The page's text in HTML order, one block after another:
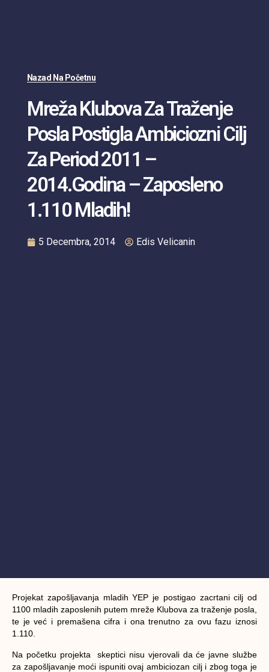
Nazad Na Početnu
Mreža Klubova Za Traženje
Posla Postigla Ambiciozni Cilj
Za Period 2011 –
2014.godina – Zaposleno
1.110 Mladih!
5 Decembra, 2014 Edis Velicanin
Projekat zapošljavanja mladih YEP je postigao zacrtani cilj od
1100 mladih zaposlenih putem mreže Klubova za traženje posla,
te je već i premašena cifra i ona trenutno za ovu fazu iznosi
1.110.
Na početku projekta skeptici nisu vjerovali da će javne službe
za zapošljavanje moći ispuniti ovaj ambiciozan cilj i zbog toga je